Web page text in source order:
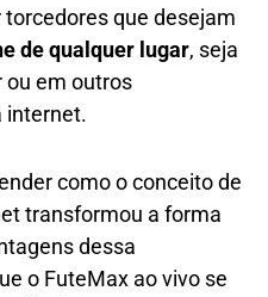
que desejam
de qualquer lugar, seja
ou em outros
internet.
como o conceito de
transformou a forma
dessa
o FuteMax ao vivo se